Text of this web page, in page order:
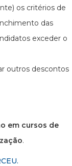
os critérios de
das
exceder o
outros descontos
em cursos de
.